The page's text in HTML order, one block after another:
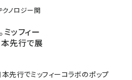
ノロジー関
ッフィー
本先行で展
先行でミッフィーコラボのポップ